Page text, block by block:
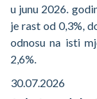
u junu 2026.
je rast od 0,3%,
odnosu na isti
2,6%.
30.07.2026